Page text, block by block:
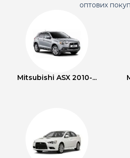
оптових
Mitsubishi ASX 2010-...